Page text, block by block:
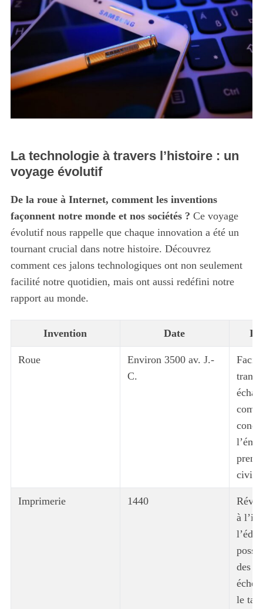
La technologie à travers l’histoire : un
voyage évolutif
De la roue à Internet, comment les inventions
façonnent notre monde et nos sociétés ? Ce voyage
évolutif nous rappelle que chaque innovation a été un
tournant crucial dans notre histoire. Découvrez
comment ces jalons technologiques ont non seulement
facilité notre quotidien, mais ont aussi redéfini notre
rapport au monde.
Invention Date
Roue
Environ 3500 av. J.-
C.
Imprimerie 1440
à
des
le